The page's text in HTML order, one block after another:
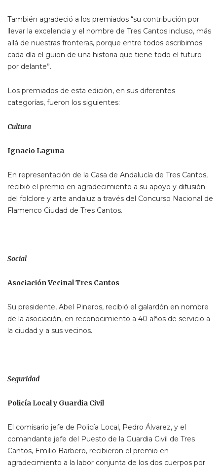
También agradeció a los premiados “su contribución por
llevar la excelencia y el nombre de Tres Cantos incluso, más
allá de nuestras fronteras, porque entre todos escribimos
cada día el guion de una historia que tiene todo el futuro
por delante”.
Los premiados de esta edición, en sus diferentes
categorías, fueron los siguientes:
Cultura
Ignacio Laguna
En representación de la Casa de Andalucía de Tres Cantos,
recibió el premio en agradecimiento a su apoyo y difusión
del folclore y arte andaluz a través del Concurso Nacional de
Flamenco Ciudad de Tres Cantos.
Social
Asociación Vecinal Tres Cantos
Su presidente, Abel Pineros, recibió el galardón en nombre
de la asociación, en reconocimiento a 40 años de servicio a
la ciudad y a sus vecinos.
Seguridad
Policía Local y Guardia Civil
El comisario jefe de Policía Local, Pedro Álvarez, y el
comandante jefe del Puesto de la Guardia Civil de Tres
Cantos, Emilio Barbero, recibieron el premio en
agradecimiento a la labor conjunta de los dos cuerpos por